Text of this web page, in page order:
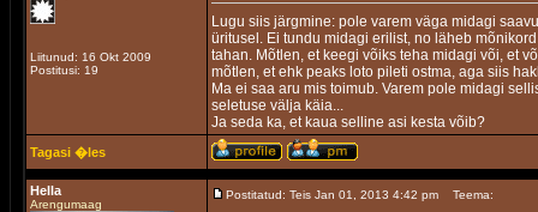
Liitunud: 16 Okt 2009
Postitusi: 19
Lugu siis järgmine: pole varem väga midagi
üritusel. Ei tundu midagi erilist, no läheb
tahan. Mõtlen, et keegi võiks teha midagi või, et
mõtlen, et ehk peaks loto pileti ostma, aga siis
Ma ei saa aru mis toimub. Varem pole midagi
seletuse välja käia...
Ja seda ka, et kaua selline asi kesta võib?
Tagasi �les
Hella
Arengumaag
Postitatud: Teis Jan 01, 2013 4:42 pm Teema: